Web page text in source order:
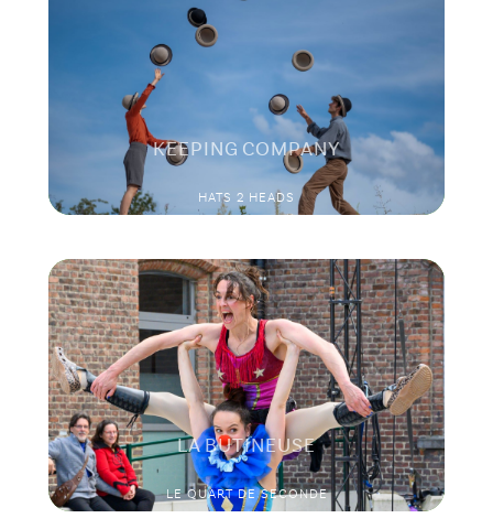
KEEPING COMPANY
HATS 2 HEADS
LA BUTINEUSE
LE QUART DE SECONDE